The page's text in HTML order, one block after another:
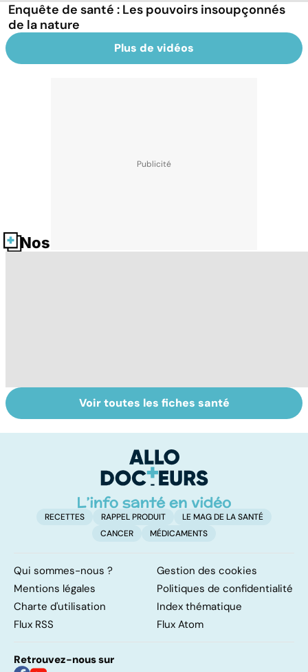
Enquête de santé : Les pouvoirs insoupçonnés
de la nature
Plus de vidéos
Nos fiches santé
pulmonaire : un
Mediator® : les
cardiologues en
Voir toutes les fiches santé
RECETTES RAPPEL PRODUIT
LE MAG DE LA SANTÉ
CANCER
MÉDICAMENTS
Qui sommes-nous ?
Gestion des cookies
Mentions légales
Politiques de confidentialité
Charte d'utilisation
Index thématique
Flux RSS
Flux Atom
Retrouvez-nous sur